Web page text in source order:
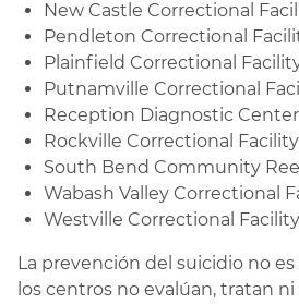
New Castle Correctional
Pendleton Correctional
Plainfield Correctional
Putnamville Correctional
Reception Diagnostic Center
Rockville Correctional Facility
South Bend Community
Wabash Valley Correctional
Westville Correctional Facility
La prevención del suicidio no
los centros no evalúan, tratan